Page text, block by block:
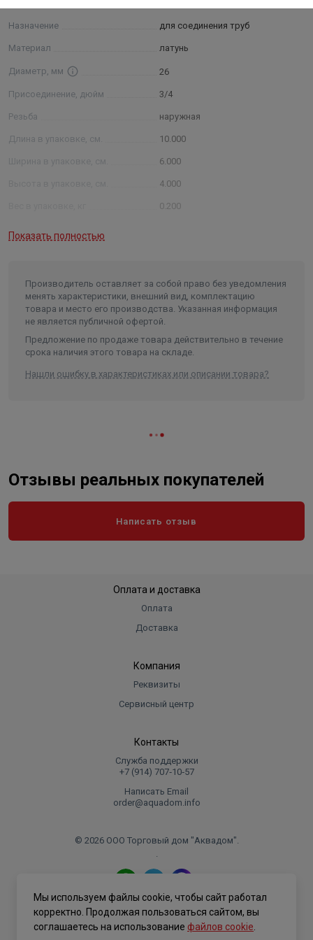
Назначение для соединения труб
Материал латунь
Диаметр, мм 26
Присоединение, дюйм 3/4
Резьба наружная
Длина в упаковке, см. 10.000
6.000
4.000
0.200
Объем 0.000214
Показать полностью
Производитель оставляет за собой право без уведомления
менять характеристики, внешний вид, комплектацию
товара и место его производства. Указанная информация
не является публичной офертой.
Предложение по продаже товара действительно в течение
срока наличия этого товара на складе.
Нашли ошибку в характеристиках или описании товара?
Отзывы реальных покупателей
Написать отзыв
Оплата и доставка
Оплата
Доставка
Компания
Реквизиты
Сервисный центр
Контакты
Служба поддержки
+7 (914) 707‑10‑57
Написать Email
order@aquadom.info
© 2026 ООО Торговый дом "Аквадом".
.
Политика конфиденциальности
Мы используем файлы cookie, чтобы сайт работал
корректно. Продолжая пользоваться сайтом, вы
соглашаетесь на использование файлов cookie